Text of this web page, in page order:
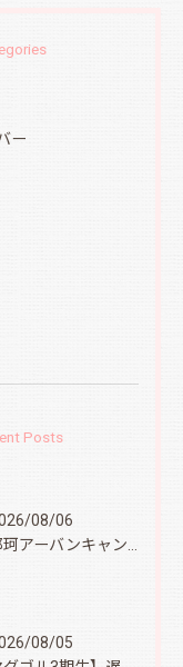
ー
Posts
08/06
08/05